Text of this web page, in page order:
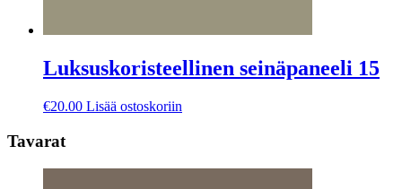
Luksuskoristeellinen seinäpaneeli 15
€20.00 Lisää ostoskoriin
Tavarat